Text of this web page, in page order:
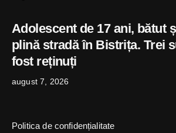
Adolescent de 17 ani, bătut
plină stradă în Bistrița. Trei
fost reținuți
august 7, 2026
Politica de confidențialitate